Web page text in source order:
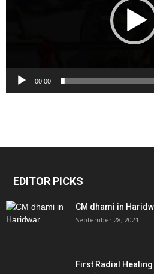
00:00
EDITOR PICKS
CM dhami in
September 28, 2021
First Radial Healing